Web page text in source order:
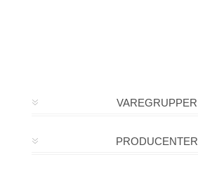
VAREGRUPPER
PRODUCENTER